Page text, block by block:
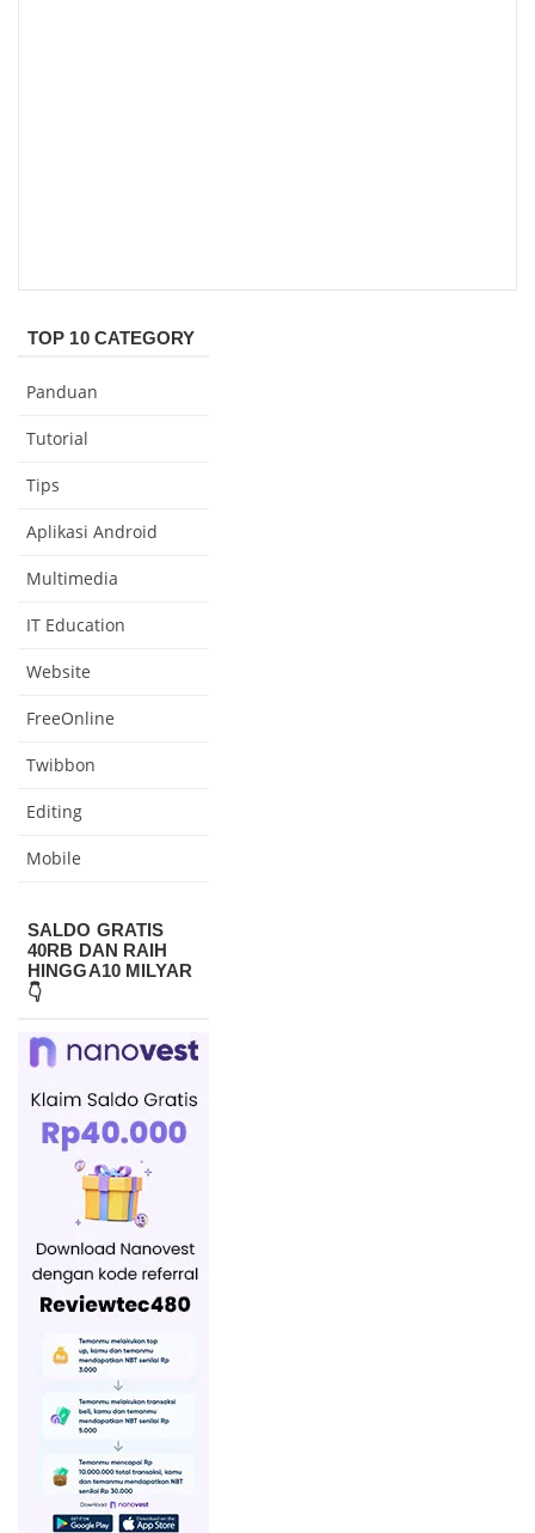
TOP 10 CATEGORY
Panduan
Tutorial
Tips
Aplikasi Android
Multimedia
IT Education
Website
FreeOnline
Twibbon
Editing
Mobile
SALDO GRATIS
40RB DAN RAIH
HINGGA10 MILYAR
👇